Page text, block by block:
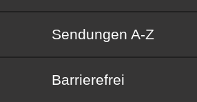
Sendungen von A bis Z
Sendungen A-Z
Barrierefrei
Barrierefrei